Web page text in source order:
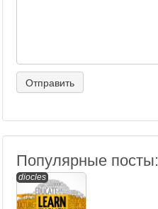
Популярные посты:
diocles